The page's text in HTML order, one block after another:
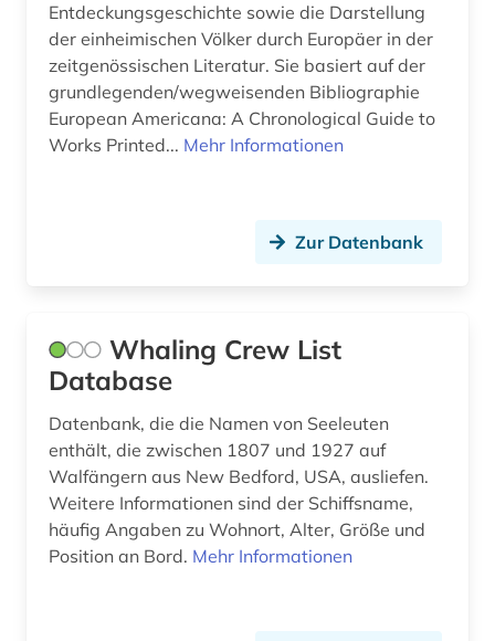
Entdeckungsgeschichte sowie die Darstellung
der einheimischen Völker durch Europäer in der
zeitgenössischen Literatur. Sie basiert auf der
grundlegenden/wegweisenden Bibliographie
European Americana: A Chronological Guide to
Works Printed... Mehr Informationen
Zur Datenbank
Whaling Crew List
Database
Datenbank, die die Namen von Seeleuten
enthält, die zwischen 1807 und 1927 auf
Walfängern aus New Bedford, USA, ausliefen.
Weitere Informationen sind der Schiffsname,
häufig Angaben zu Wohnort, Alter, Größe und
Position an Bord. Mehr Informationen